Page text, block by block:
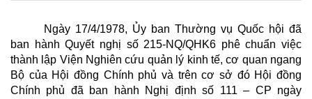
Ngày 17/4/1978, Ủy ban Thường vụ Quốc hội đã
ban hành Quyết nghị số 215-NQ/QHK6 phê chuẩn việc
thành lập Viện Nghiên cứu quản lý kinh tế, cơ quan ngang
Bộ của Hội đồng Chính phủ và trên cơ sở đó Hội đồng
Chính phủ đã ban hành Nghị định số 111 – CP ngày